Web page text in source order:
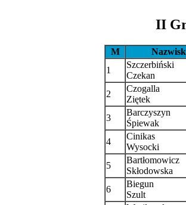
II
M
1
Szczerbiński
Czekan
2
Czogalla
Ziętek
3
Barczyszyn
Śpiewak
4
Cinikas
Wysocki
5
Bartłomowicz
Skłodowska
6
Biegun
Szult